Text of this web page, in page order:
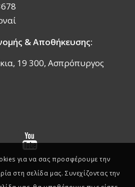
& Αποθήκευσης:
19 300, Ασπρόπυργος
για να σας προσφέρουμε την
στη σελίδα μας. Συνεχίζοντας την